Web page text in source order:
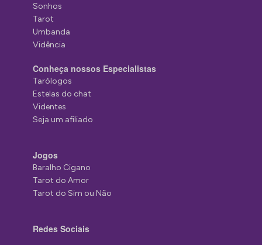
Sonhos
Tarot
Umbanda
Vidência
Conheça nossos Especialistas
Tarólogos
Estelas do chat
Videntes
Seja um afiliado
Jogos
Baralho Cigano
Tarot do Amor
Tarot do Sim ou Não
Redes Sociais